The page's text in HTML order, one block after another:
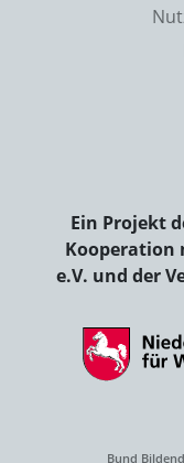
Ein Projekt
Kooperation
e.V. und der
Bund